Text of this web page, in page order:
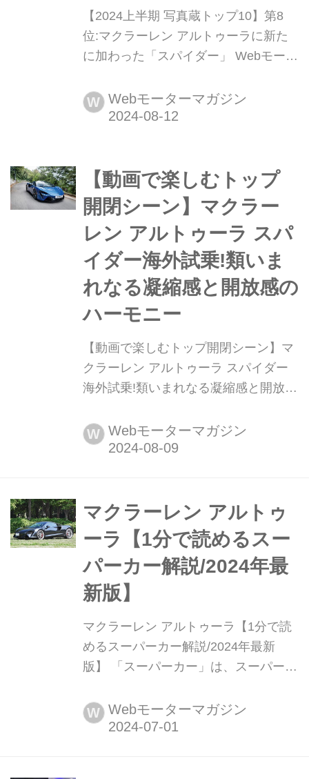
【2024上半期 写真蔵トップ10】第8
位:マクラーレン アルトゥーラに新た
に加わった「スパイダー」 Webモータ
2024年1月から7月に掲載した「写真
蔵」から、人気の車種をカウントダウ
ラ スパイダーだ。
W Webモーターマガジン
【動画で楽しむトップ
開閉シーン】マクラー
レン アルトゥーラ スパ
イダー海外試乗!類いま
れなる凝縮感と開放感の
ハーモニー
【動画で楽しむトップ開閉シーン】マ
クラーレン アルトゥーラ スパイダー
海外試乗!類いまれなる凝縮感と開放感
PHEVモデル、アルトゥーラが2021年
に誕生。そして24年にはオープンモデ
次世代スーパーカーの走りを体感した
自動車評論家、渡辺敏史氏にその魅力
を語ってもらった。(Motor Magazin...
W Webモーターマガジン
マクラーレン アルトゥ
ーラ【1分で読めるスー
パーカー解説/2024年最
新版】
マクラーレン アルトゥーラ【1分で読
めるスーパーカー解説/2024年最新
版】 「スーパーカー」は、スーパース
表せば、「夢を与えてくれるような存
在」だ。ここでは、国内外のそんな魅
W Webモーターマガジン